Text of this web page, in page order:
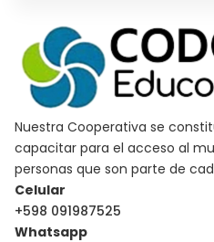
Nuestra Cooperativa se
capacitar para el acceso al
personas que son parte de
Celular
+598 091987525
Whatsapp